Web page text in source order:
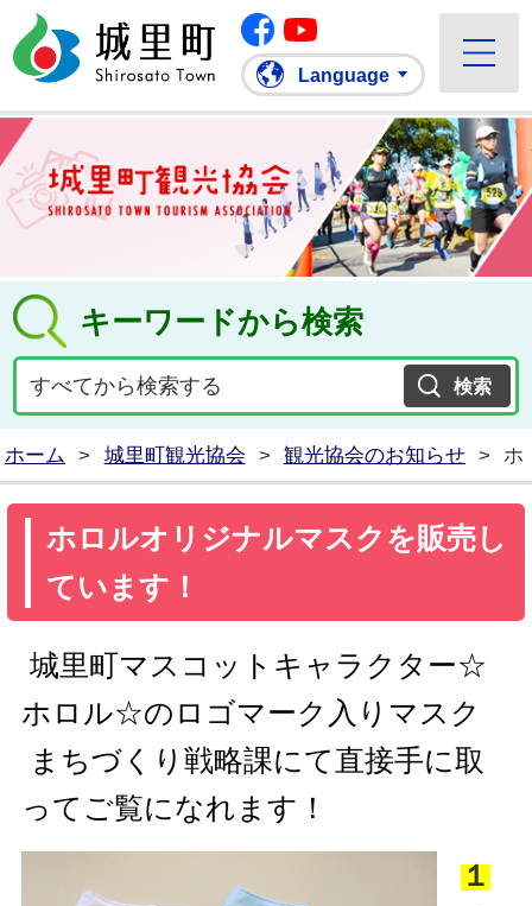
城里町ホームページ
Facebook
Language
キーワードから検索
ホーム > 城里町観光協会 > 観光協会のお知らせ > ホ
ホロルオリジナルマスクを販売し
ています！
城里町マスコットキャラクター☆
ホロル☆のロゴマーク入りマスク
まちづくり戦略課にて直接手に取
ってご覧になれます！
１